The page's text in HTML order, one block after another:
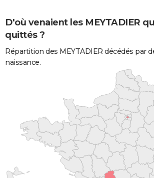
D'où venaient les MEYTADIER
quittés ?
Répartition des MEYTADIER décédés par
naissance.